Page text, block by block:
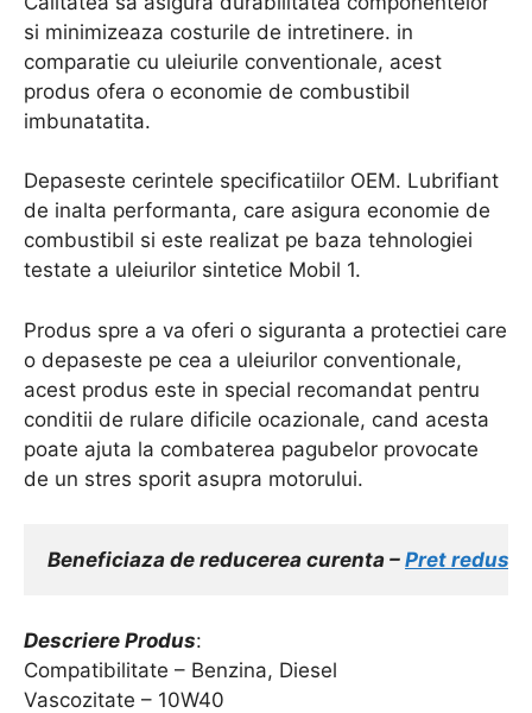
si minimizeaza costurile de intretinere. in
comparatie cu uleiurile conventionale, acest
produs ofera o economie de combustibil
imbunatatita.
Depaseste cerintele specificatiilor OEM. Lubrifiant
de inalta performanta, care asigura economie de
combustibil si este realizat pe baza tehnologiei
testate a uleiurilor sintetice Mobil 1.
Produs spre a va oferi o siguranta a protectiei care
o depaseste pe cea a uleiurilor conventionale,
acest produs este in special recomandat pentru
conditii de rulare dificile ocazionale, cand acesta
poate ajuta la combaterea pagubelor provocate
de un stres sporit asupra motorului.
Beneficiaza de reducerea curenta – Pret redus
Descriere Produs:
Compatibilitate – Benzina, Diesel
Vascozitate – 10W40